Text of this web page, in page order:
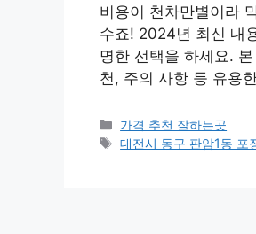
비용이 천차만별이라
수죠! 2024년 최신 내
명한 선택을 하세요.
천, 주의 사항 등 유용
카
테
가격 추천 잘하는곳
태
대전시 동구 판암1동